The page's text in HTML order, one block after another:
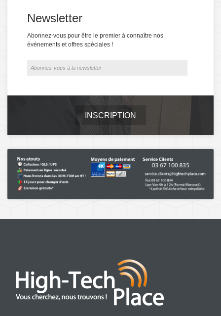
Newsletter
Abonnez-vous pour être le premier à connaître nos
événements et offres spéciales !
INSCRIPTION